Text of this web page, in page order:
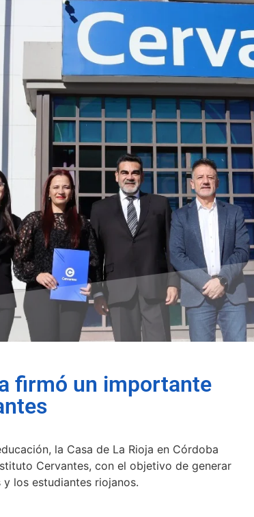
firmó un importante
la Casa de La Rioja en Córdoba
Cervantes, con el objetivo de generar
los estudiantes riojanos.